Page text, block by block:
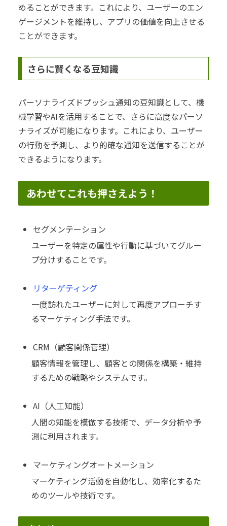
めることができます。これにより、ユーザーのエン
ゲージメントを維持し、アプリの価値を向上させる
ことができます。
さらに賢くなる豆知識
パーソナライズドプッシュ通知の豆知識として、機
械学習やAIを活用することで、さらに高度なパーソ
ナライズが可能になります。これにより、ユーザー
の行動を予測し、より的確な通知を送信することが
できるようになります。
あわせてこれも押さえよう！
セグメンテーション
ユーザーを特定の属性や行動に基づいてグルー
プ分けすることです。
リターゲティング
一度訪れたユーザーに対して再度アプローチす
るマーケティング手法です。
CRM（顧客関係管理）
顧客情報を管理し、顧客との関係を構築・維持
するための戦略やシステムです。
AI（人工知能）
人間の知能を模倣する技術で、データ分析や予
測に利用されます。
マーケティングオートメーション
マーケティング活動を自動化し、効率化するた
めのツールや技術です。